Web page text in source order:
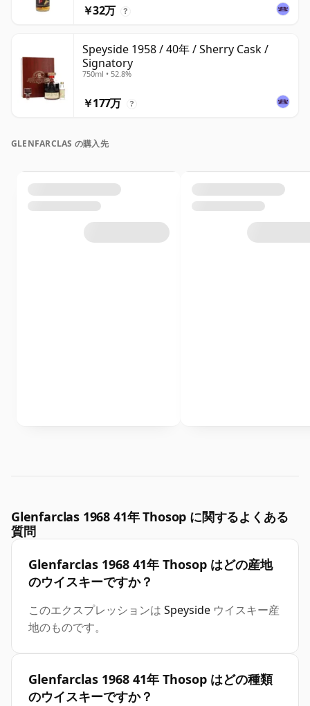
￥32万 ?
Speyside 1958 / 40年 / Sherry Cask /
Signatory
750ml • 52.8%
￥177万 ?
GLENFARCLAS の購入先
Glenfarclas 1968 41年 Thosop に関するよくある
質問
Glenfarclas 1968 41年 Thosop はどの産地
のウイスキーですか？
このエクスプレッションは Speyside ウイスキー産
地のものです。
Glenfarclas 1968 41年 Thosop はどの種類
のウイスキーですか？